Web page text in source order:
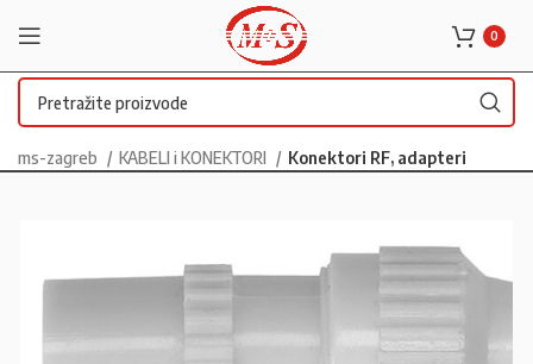
0
ms-zagreb KABELI i KONEKTORI Konektori RF, adapteri